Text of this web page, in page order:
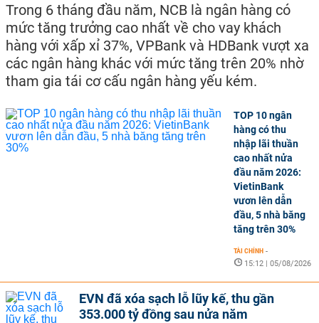
Trong 6 tháng đầu năm, NCB là ngân hàng có
mức tăng trưởng cao nhất về cho vay khách
hàng với xấp xỉ 37%, VPBank và HDBank vượt xa
các ngân hàng khác với mức tăng trên 20% nhờ
tham gia tái cơ cấu ngân hàng yếu kém.
TOP 10 ngân
hàng có thu
nhập lãi thuần
cao nhất nửa
đầu năm 2026:
VietinBank
vươn lên dẫn
đầu, 5 nhà băng
tăng trên 30%
TÀI CHÍNH -
15:12 | 05/08/2026
EVN đã xóa sạch lỗ lũy kế, thu gần
353.000 tỷ đồng sau nửa năm